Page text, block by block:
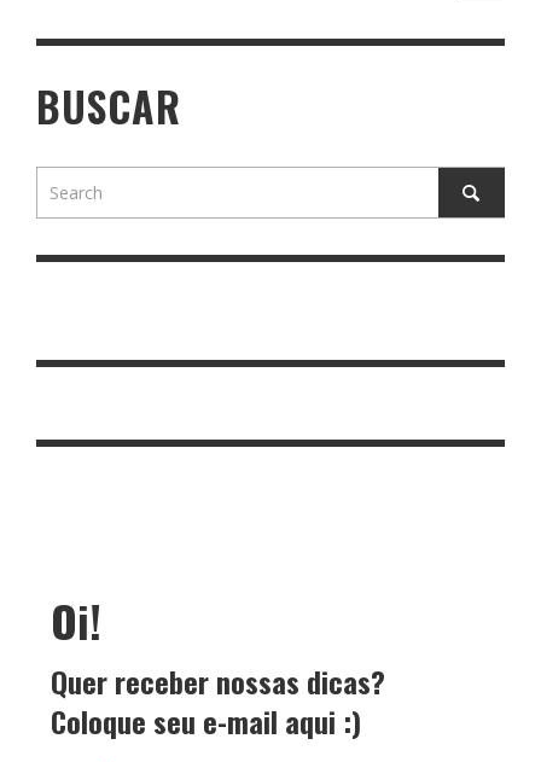
BUSCAR
Oi!
Quer receber nossas dicas?
Coloque seu e-mail aqui :)